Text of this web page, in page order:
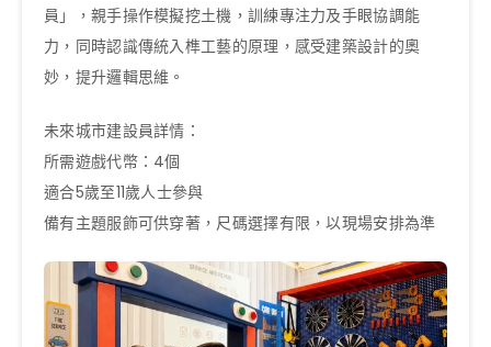
員」，親手操作模擬挖土機，訓練專注力及手眼協調能
力，同時認識傳統入榫工藝的原理，感受建築設計的奧
妙，提升邏輯思維。
未來城市建設員詳情：
所需遊戲代幣：4個
適合5歲至11歲人士參與
備有主題服飾可供穿著，尺碼選擇有限，以現場安排為準